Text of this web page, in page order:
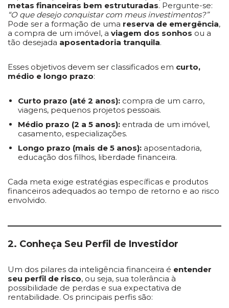
metas financeiras bem estruturadas. Pergunte-se:
“O que desejo conquistar com meus investimentos?”
Pode ser a formação de uma reserva de emergência,
a compra de um imóvel, a viagem dos sonhos ou a
tão desejada aposentadoria tranquila.
Esses objetivos devem ser classificados em curto,
médio e longo prazo:
Curto prazo (até 2 anos): compra de um carro,
viagens, pequenos projetos pessoais.
Médio prazo (2 a 5 anos): entrada de um imóvel,
casamento, especializações.
Longo prazo (mais de 5 anos): aposentadoria,
educação dos filhos, liberdade financeira.
Cada meta exige estratégias específicas e produtos
financeiros adequados ao tempo de retorno e ao risco
envolvido.
2. Conheça Seu Perfil de Investidor
Um dos pilares da inteligência financeira é entender
seu perfil de risco, ou seja, sua tolerância à
possibilidade de perdas e sua expectativa de
rentabilidade. Os principais perfis são: